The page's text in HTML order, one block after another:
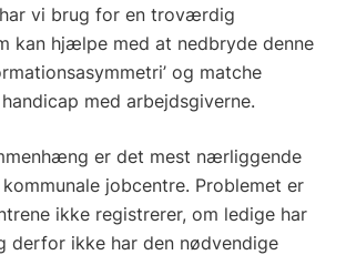
vi brug for en troværdig
kan hjælpe med at nedbryde denne
og matche
med arbejdsgiverne.
er det mest nærliggende
jobcentre. Problemet er
ikke registrerer, om ledige har
derfor ikke har den nødvendige